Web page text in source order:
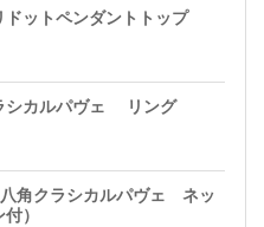
ットペンダントトップ
カルパヴェ リング
角クラシカルパヴェ ネッ
）